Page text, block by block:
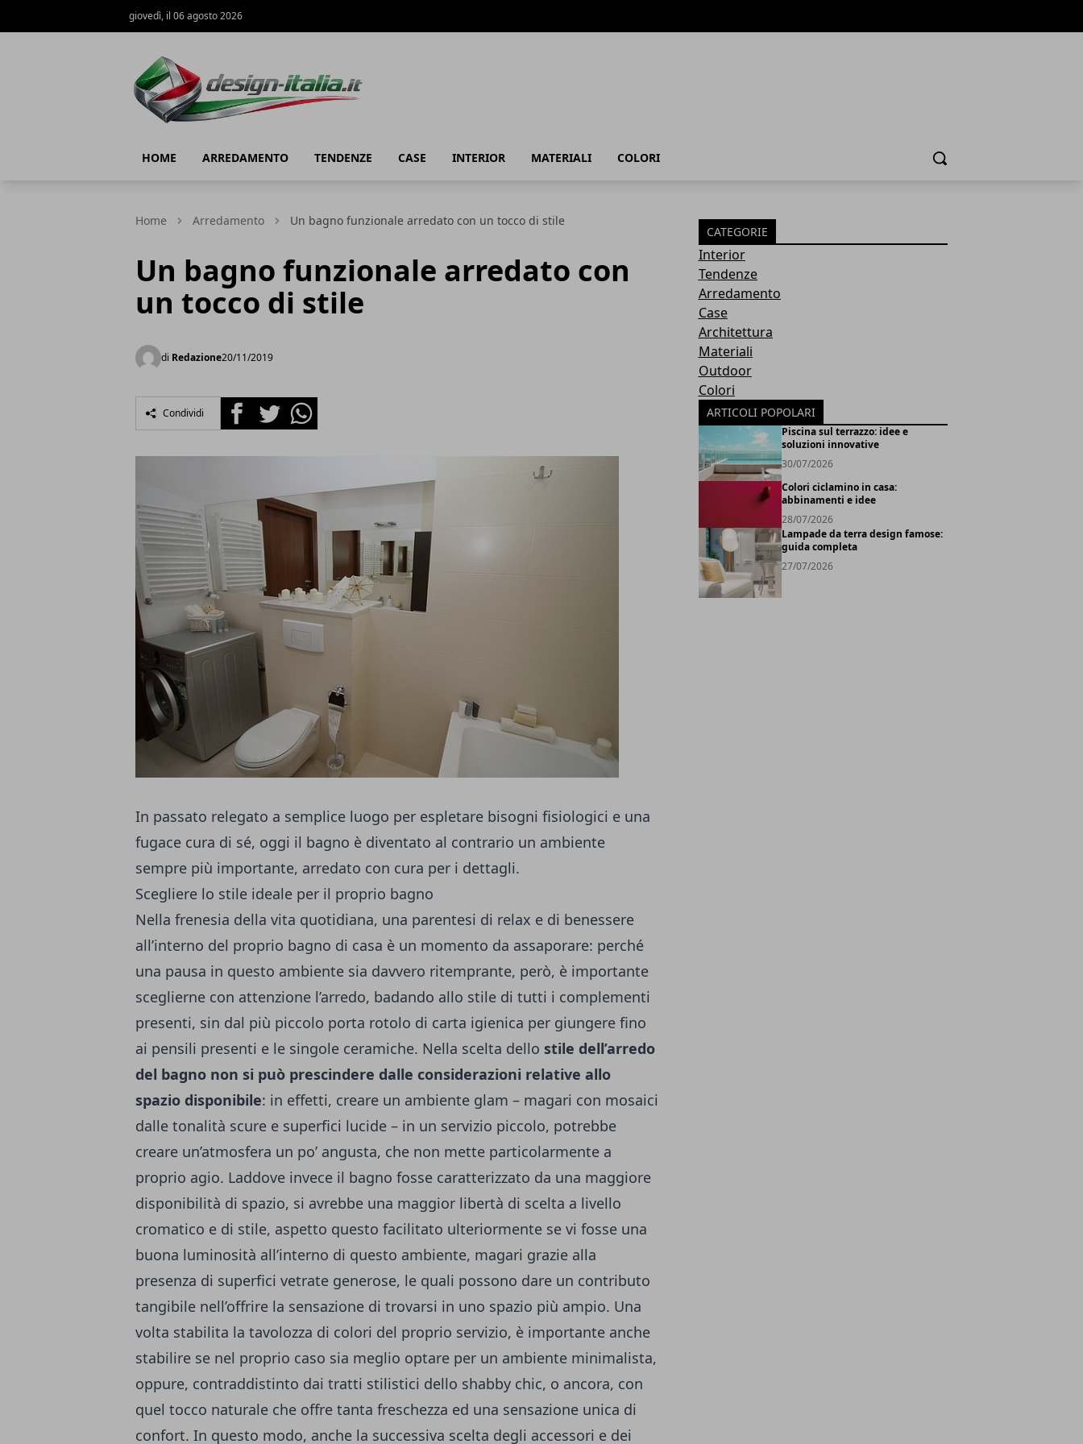
giovedì, il 06 agosto 2026
HOME ARREDAMENTO TENDENZE CASE INTERIOR MATERIALI COLORI Cerca
Home Arredamento Un bagno funzionale arredato con un tocco di stile
Un bagno funzionale arredato con
un tocco di stile
di Redazione20/11/2019
Condividi FacebookTwitterWhatsapp
In passato relegato a semplice luogo per espletare bisogni fisiologici e una
fugace cura di sé, oggi il bagno è diventato al contrario un ambiente
sempre più importante, arredato con cura per i dettagli.
Scegliere lo stile ideale per il proprio bagno
Nella frenesia della vita quotidiana, una parentesi di relax e di benessere
all’interno del proprio bagno di casa è un momento da assaporare: perché
una pausa in questo ambiente sia davvero ritemprante, però, è importante
sceglierne con attenzione l’arredo, badando allo stile di tutti i complementi
presenti, sin dal più piccolo porta rotolo di carta igienica per giungere fino
ai pensili presenti e le singole ceramiche. Nella scelta dello stile dell’arredo
del bagno non si può prescindere dalle considerazioni relative allo
spazio disponibile: in effetti, creare un ambiente glam – magari con mosaici
dalle tonalità scure e superfici lucide – in un servizio piccolo, potrebbe
creare un’atmosfera un po’ angusta, che non mette particolarmente a
proprio agio. Laddove invece il bagno fosse caratterizzato da una maggiore
disponibilità di spazio, si avrebbe una maggior libertà di scelta a livello
cromatico e di stile, aspetto questo facilitato ulteriormente se vi fosse una
buona luminosità all’interno di questo ambiente, magari grazie alla
presenza di superfici vetrate generose, le quali possono dare un contributo
tangibile nell’offrire la sensazione di trovarsi in uno spazio più ampio. Una
volta stabilita la tavolozza di colori del proprio servizio, è importante anche
stabilire se nel proprio caso sia meglio optare per un ambiente minimalista,
oppure, contraddistinto dai tratti stilistici dello shabby chic, o ancora, con
quel tocco naturale che offre tanta freschezza ed una sensazione unica di
confort. In questo modo, anche la successiva scelta degli accessori e dei
CATEGORIE
Interior
Tendenze
Arredamento
Case
Architettura
Materiali
Outdoor
Colori
ARTICOLI POPOLARI
Piscina sul terrazzo: idee e
soluzioni innovative
30/07/2026
Colori ciclamino in casa:
abbinamenti e idee
28/07/2026
Lampade da terra design famose:
guida completa
27/07/2026